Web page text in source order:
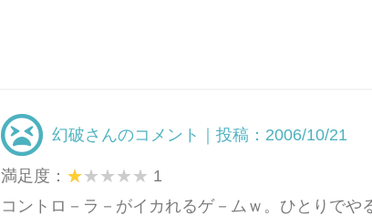
幻破さんのコメント｜投稿：2006/10/21
満足度：
1
コントロ－ラ－がイカれるゲ－ムｗ。ひとりでや